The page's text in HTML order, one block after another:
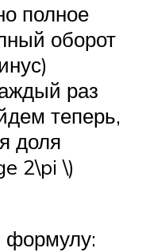
полное
оборот
раз
теперь,
доля
2\pi \)
формулу: